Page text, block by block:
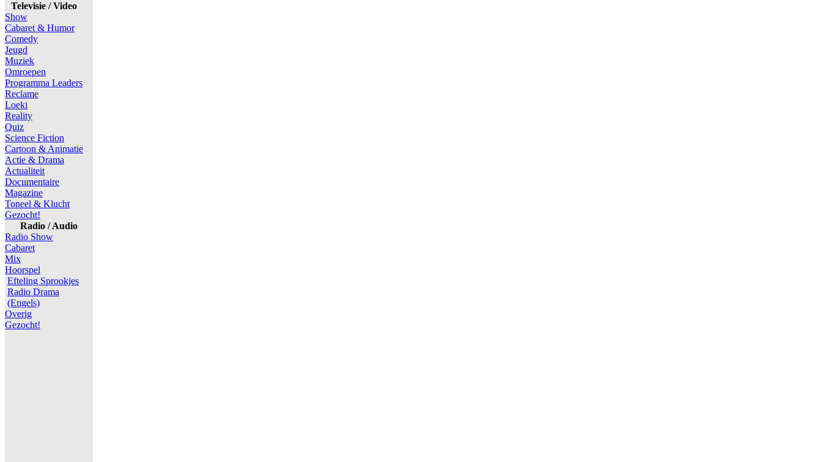
Televisie / Video
Show
Cabaret & Humor
Comedy
Jeugd
Muziek
Omroepen
Programma Leaders
Reclame
Loeki
Reality
Quiz
Science Fiction
Cartoon & Animatie
Actie & Drama
Actualiteit
Documentaire
Magazine
Toneel & Klucht
Gezocht!
Radio / Audio
Radio Show
Cabaret
Mix
Hoorspel
Efteling Sprookjes
Radio Drama
(Engels)
Overig
Gezocht!